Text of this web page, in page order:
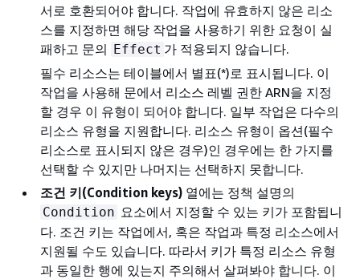
서로 호환되어야 합니다. 작업에 유효하지 않은 리소
스를 지정하면 해당 작업을 사용하기 위한 요청이 실
패하고 문의 Effect 가 적용되지 않습니다.
필수 리소스는 테이블에서 별표(*)로 표시됩니다. 이
작업을 사용해 문에서 리소스 레벨 권한 ARN을 지정
할 경우 이 유형이 되어야 합니다. 일부 작업은 다수의
리소스 유형을 지원합니다. 리소스 유형이 옵션(필수
리소스로 표시되지 않은 경우)인 경우에는 한 가지를
선택할 수 있지만 나머지는 선택하지 못합니다.
조건 키(Condition keys) 열에는 정책 설명의
Condition 요소에서 지정할 수 있는 키가 포함됩니
다. 조건 키는 작업에서, 혹은 작업과 특정 리소스에서
지원될 수도 있습니다. 따라서 키가 특정 리소스 유형
과 동일한 행에 있는지 주의해서 살펴봐야 합니다. 이